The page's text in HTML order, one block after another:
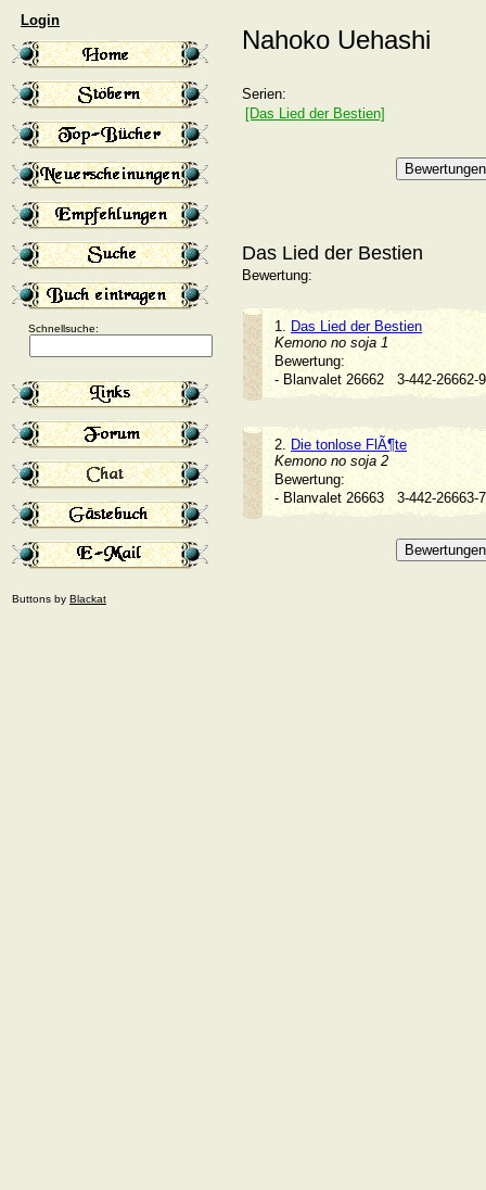
Login
Schnellsuche:
Buttons by Blackat
Nahoko Uehashi
Serien:
[Das Lied der Bestien]
Das Lied der Bestien
Bewertung:
1. Das Lied der Bestien
Kemono no soja 1
Bewertung:
- Blanvalet 26662 3-442-
2. Die tonlose FlÃ¶te
Kemono no soja 2
Bewertung:
- Blanvalet 26663 3-442-